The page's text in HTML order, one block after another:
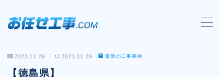
MENU
会社概要
2023.11.29 2023.11.29 最新の工事事例
【徳島県】